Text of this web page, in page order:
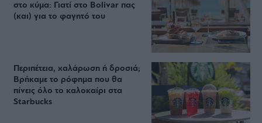
στο κύμα: Γιατί στο Bolivar πας
(και) για το φαγητό του
Περιπέτεια, χαλάρωση ή δροσιά;
Βρήκαμε το ρόφημα που θα
πίνεις όλο το καλοκαίρι στα
Starbucks